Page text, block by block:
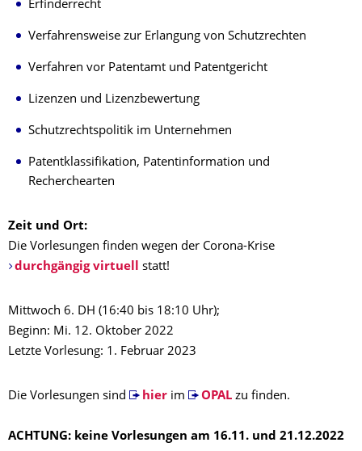
Erfinderrecht
Verfahrensweise zur Erlangung von Schutzrechten
Verfahren vor Patentamt und Patentgericht
Lizenzen und Lizenzbewertung
Schutzrechtspolitik im Unternehmen
Patentklassifikation, Patentinformation und
Recherchearten
Zeit und Ort:
Die Vorlesungen finden wegen der Corona-Krise
durchgängig virtuell statt!
Mittwoch 6. DH (16:40 bis 18:10 Uhr);
Beginn: Mi. 12. Oktober 2022
Letzte Vorlesung: 1. Februar 2023
Die Vorlesungen sind hierim OPALzu finden.
ACHTUNG: keine Vorlesungen am 16.11. und 21.12.2022